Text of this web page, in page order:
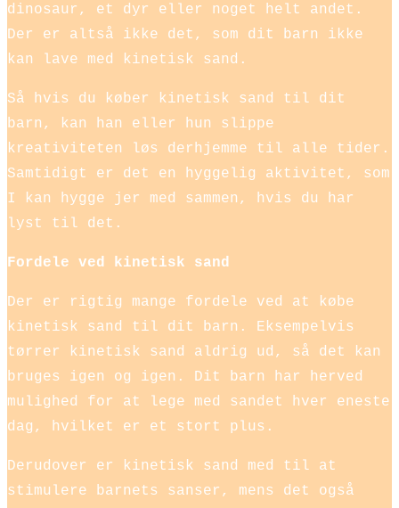
dinosaur, et dyr eller noget helt andet.
Der er altså ikke det, som dit barn ikke
kan lave med kinetisk sand.
Så hvis du køber kinetisk sand til dit
barn, kan han eller hun slippe
kreativiteten løs derhjemme til alle tider.
Samtidigt er det en hyggelig aktivitet, som
I kan hygge jer med sammen, hvis du har
lyst til det.
Fordele ved kinetisk sand
Der er rigtig mange fordele ved at købe
kinetisk sand til dit barn. Eksempelvis
tørrer kinetisk sand aldrig ud, så det kan
bruges igen og igen. Dit barn har herved
mulighed for at lege med sandet hver eneste
dag, hvilket er et stort plus.
Derudover er kinetisk sand med til at
stimulere barnets sanser, mens det også